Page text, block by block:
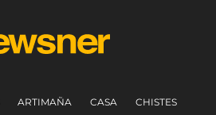
ARTIMAÑA CASA CHISTES